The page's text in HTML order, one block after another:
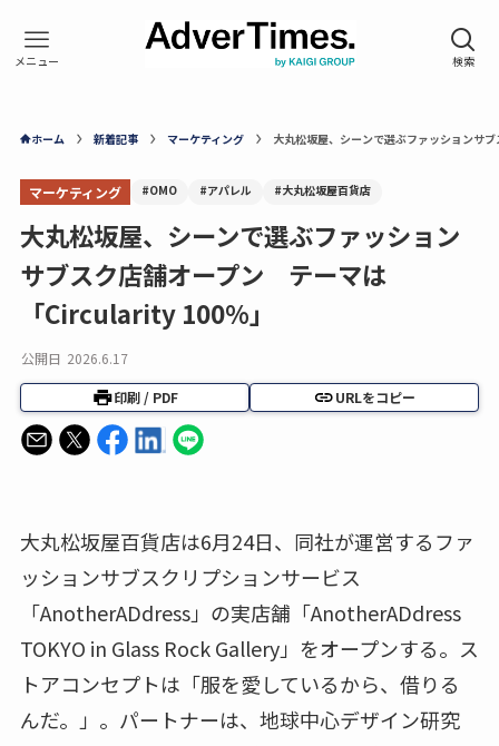
ホーム 新着記事 マーケティング 大丸松坂屋、シーンで選ぶファッション
マーケティング #OMO #アパレル #大丸松坂屋百貨店
大丸松坂屋、シーンで選ぶファッション
サブスク店舗オープン テーマは
「Circularity 100%」
公開日 2026.6.17
印刷 / PDF URLをコピー
大丸松坂屋百貨店は6月24日、同社が運営するファ
ッションサブスクリプションサービス
「AnotherADdress」の実店舗「AnotherADdress
TOKYO in Glass Rock Gallery」をオープンする。ス
トアコンセプトは「服を愛しているから、借りる
んだ。」。パートナーは、地球中心デザイン研究